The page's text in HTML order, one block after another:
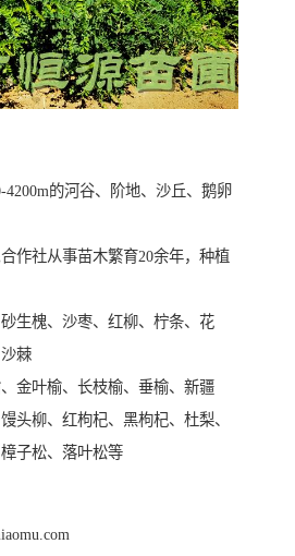
4200m的河谷、阶地、沙丘、鹅卵
作社从事苗木繁育20余年，种植
砂生槐、沙枣、红柳、柠条、花
棘
、金叶榆、长枝榆、垂榆、新疆
头柳、红枸杞、黑枸杞、杜梨、
子松、落叶松等